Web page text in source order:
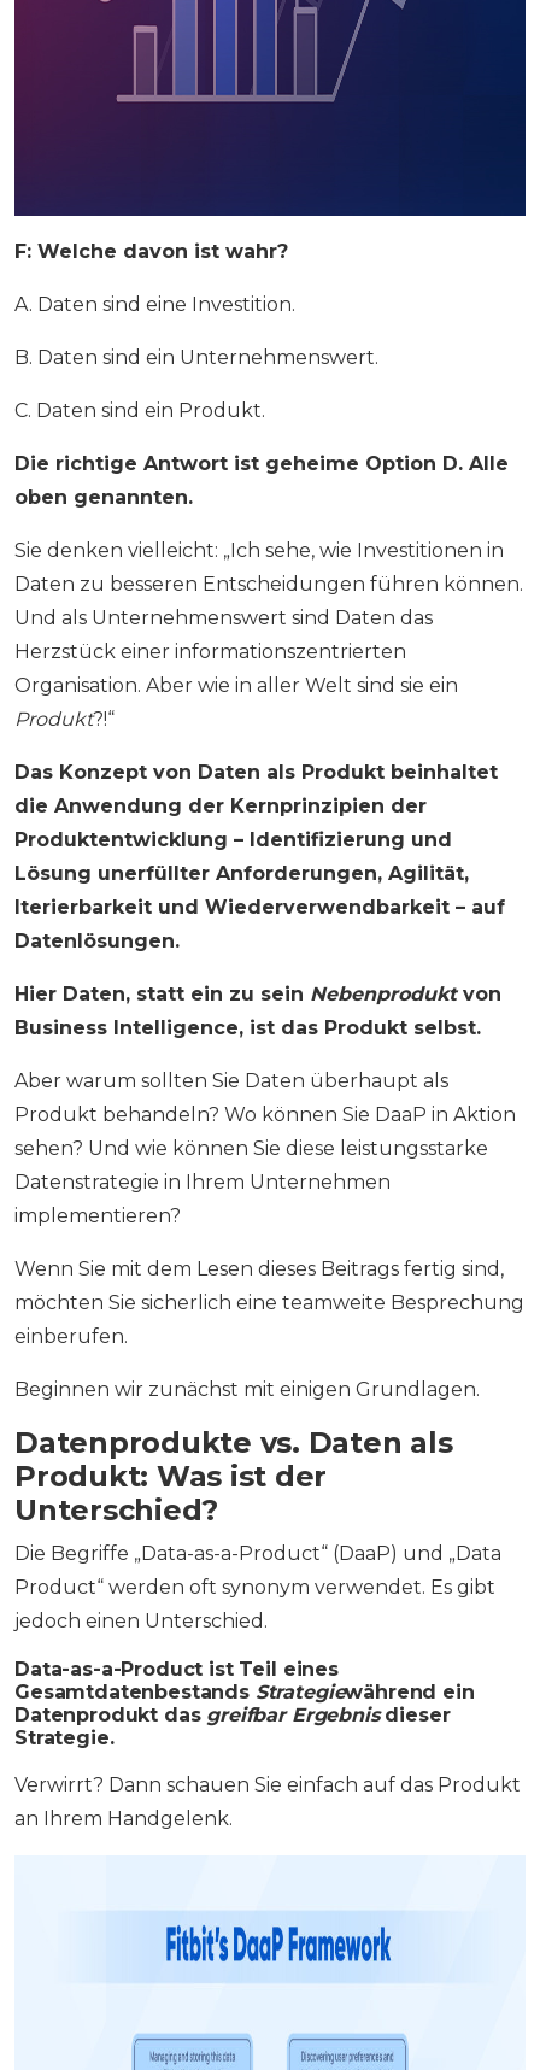
F: Welche davon ist wahr?
A. Daten sind eine Investition.
B. Daten sind ein Unternehmenswert.
C. Daten sind ein Produkt.
Die richtige Antwort ist geheime Option D. Alle
oben genannten.
Sie denken vielleicht: „Ich sehe, wie Investitionen in
Daten zu besseren Entscheidungen führen können.
Und als Unternehmenswert sind Daten das
Herzstück einer informationszentrierten
Organisation. Aber wie in aller Welt sind sie ein
Produkt?!“
Das Konzept von Daten als Produkt beinhaltet
die Anwendung der Kernprinzipien der
Produktentwicklung – Identifizierung und
Lösung unerfüllter Anforderungen, Agilität,
Iterierbarkeit und Wiederverwendbarkeit – auf
Datenlösungen.
Hier Daten, statt ein zu sein Nebenproduktvon
Business Intelligence, ist das Produkt selbst.
Aber warum sollten Sie Daten überhaupt als
Produkt behandeln? Wo können Sie DaaP in Aktion
sehen? Und wie können Sie diese leistungsstarke
Datenstrategie in Ihrem Unternehmen
implementieren?
Wenn Sie mit dem Lesen dieses Beitrags fertig sind,
möchten Sie sicherlich eine teamweite Besprechung
einberufen.
Beginnen wir zunächst mit einigen Grundlagen.
Datenprodukte vs. Daten als
Produkt: Was ist der
Unterschied?
Die Begriffe „Data-as-a-Product“ (DaaP) und „Data
Product“ werden oft synonym verwendet. Es gibt
jedoch einen Unterschied.
Data-as-a-Product ist Teil eines
Gesamtdatenbestands Strategiewährend ein
Datenprodukt das greifbar Ergebnisdieser
Strategie.
Verwirrt? Dann schauen Sie einfach auf das Produkt
an Ihrem Handgelenk.